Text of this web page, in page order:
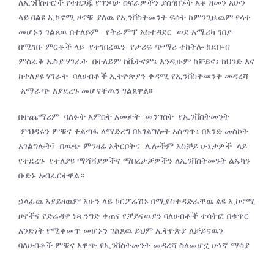
ላይ በልዩ ኢኮኖሚ ዞኖቹ ያለዉ የኢንቨስትመንት ፍሰት ከምንጊዜዉም የላቀ
መሆኑን ገልጸዉ በተለይም የትራምፕ አስተዳደር ወደ አሜሪካ ገበያ
በሚገቡ ምርቶች ላይ የተገበረዉን የታሪፍ ጭማሪ ተከትሎ ከደቡብ
ምስራቅ ኤስያ ሃገራት በተለይም ከቬትናም፤ እንዲሁም ከቻይና፤ ከህንድ እና
ከተለያዩ ሃገራት ባለሀብቶች ኢትዮጵያን ቀዳሚ የኢንቨስትመንት መዳረሻ
አማራጭ እያደረጉ መሆናቸዉን ገልጸዋል፡፡
በተጨማሪም ባለፉት አምስት አመታት መንግስት የኢንቨስትመንት
ምህዳሩን ምቹና ቀልጣፋ ለማድረግ በአገልግሎት አሰጣጥ፤ በአንድ መስኮት
አገልግሎት፤ በዉጭ ምንዛሬ አቅርቦትና ሌሎችም አስቻይ ሁኔታዎች ላይ
የተደረጉ የተለያዩ ማሻሻያዎችና ማበረታቻዎችን ለኢንቨስትመንት ልኡካን
ቡድኑ አብራርተዋል።
ኃላፊዉ አያይዘዉም አሁን ላይ ኮርፖሬሽኑ በሚያስተዳድራቸዉ ልዩ ኢኮኖሚ
ዞኖችና የድሬዳዋ ነጻ ንግድ ቀጠና የቻይናዉያን ባለሀብቶች ተሳትፎ በቁጥር
አንድነት የሚቀመጥ መሆኑን ገልጸዉ ይህም ኢትዮጵያ ለቻይናዉን
ባለሀብቶች ምቹና አዋጭ የኢንቨስትመንት መዳረሻ ስለመሆኗ ሁነኛ ማሳያ